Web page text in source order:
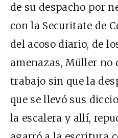
de su despacho por
con la Securitate de
del acoso diario, de
amenazas, Müller no
trabajo sin que la
que se llevó sus
la escalera y allí,